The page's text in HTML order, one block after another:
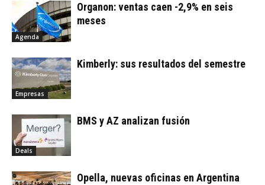
Agenda
Organon: ventas caen -2,9% en seis
meses
Empresas
Kimberly: sus resultados del semestre
Deals
BMS y AZ analizan fusión
Opella, nuevas oficinas en Argentina